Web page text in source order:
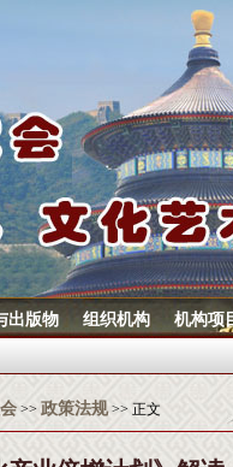
出版物 组织机构 机构项
>> 政策法规>> 正文